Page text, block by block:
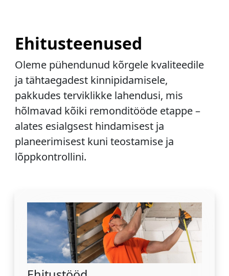
Ehitusteenused
Oleme pühendunud kõrgele kvaliteedile
ja tähtaegadest kinnipidamisele,
pakkudes terviklikke lahendusi, mis
hõlmavad kõiki remonditööde etappe –
alates esialgsest hindamisest ja
planeerimisest kuni teostamise ja
lõppkontrollini.